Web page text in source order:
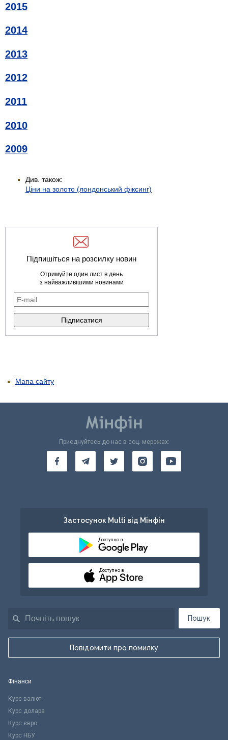
2015
2014
2013
2012
2011
2010
2009
Див. також:
Ціни на золото (лондонський фіксинг)
Підпишіться на розсилку новин
Отримуйте один лист в день
з найважливішими новинами
Мапа сайту
Пошук
Повідомити про помилку
Приєднуйтесь до нас в соц. мережах:
Застосунок Multi від Мінфін
Доступно в
Доступно в
Фінанси
Курс валют
Курс долара
Курс євро
Курс НБУ